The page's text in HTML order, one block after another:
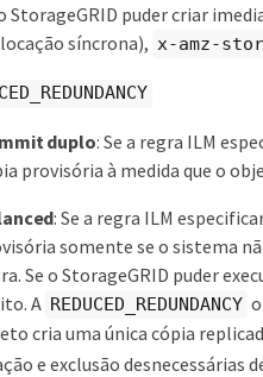
StorageGRID puder criar
síncrona), x-amz-
duplo: Se a regra ILM
provisória à medida que o
: Se a regra ILM
somente se o sistema
Se o StorageGRID puder
A REDUCED_REDUNDANCY
cria uma única cópia
e exclusão desnecessárias